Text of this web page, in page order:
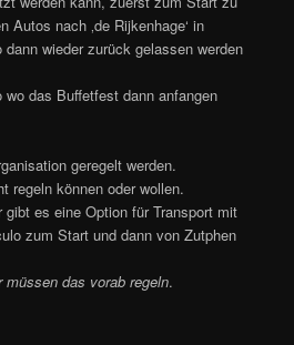
Autos nach ‚de Rijkenhage‘ in
wieder zurück gelassen werden
wo das Buffetfest dann anfangen
geregelt werden.
regeln können oder wollen.
es eine Option für Transport mit
zum Start und dann von Zutphen
das vorab regeln.